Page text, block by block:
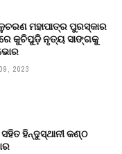
ମହାପାତ୍ର ପୁରସ୍କାର
କୁଚିପୁଡ଼ି ନୃତ୍ୟ ସାଙ୍ଗକୁ
2023
ହିନ୍ଦୁସ୍ଥାନୀ କଣ୍ଠ